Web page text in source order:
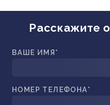
Расскажите
ВАШЕ ИМЯ*
НОМЕР ТЕЛЕФОНА*